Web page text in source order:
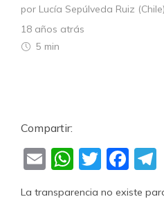
por Lucía Sepúlveda Ruiz (Chile)
18 años atrás
5 min
Compartir:
Email Twitter
La transparencia no existe